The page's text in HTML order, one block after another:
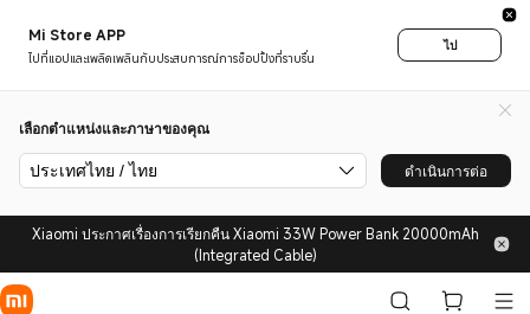
Mi Store APP
ไปที่แอปและเพลิดเพลินกับประสบการณ์การช็อปปิ้งที่ราบรื่น
ไป
เลือกตำแหน่งและภาษาของคุณ
ประเทศไทย / ไทย ดำเนินการต่อ
Xiaomi ประกาศเรื่องการเรียกคืน Xiaomi 33W Power Bank 20000mAh
(Integrated Cable)